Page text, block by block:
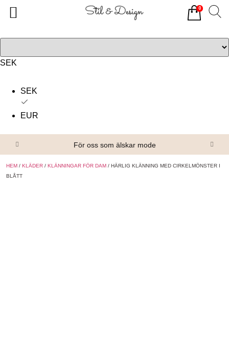
SEK
SEK
EUR
För oss som älskar mode
HEM / KLÄDER / KLÄNNINGAR FÖR DAM / HÄRLIG KLÄNNING MED CIRKELMÖNSTER I
BLÅTT
0
Alla produkter
Om oss